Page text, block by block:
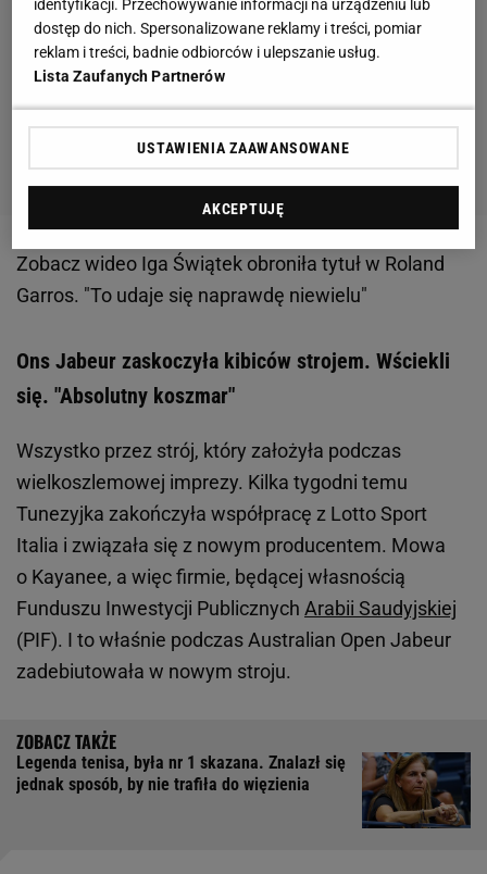
Zobacz wideo Iga Świątek obroniła tytuł w Roland
Garros. "To udaje się naprawdę niewielu"
Ons Jabeur zaskoczyła kibiców strojem. Wściekli
się. "Absolutny koszmar"
Wszystko przez strój, który założyła podczas
wielkoszlemowej imprezy. Kilka tygodni temu
Tunezyjka zakończyła współpracę z Lotto Sport
Italia i związała się z nowym producentem. Mowa
o Kayanee, a więc firmie, będącej własnością
Funduszu Inwestycji Publicznych Arabii Saudyjskiej
(PIF). I to właśnie podczas Australian Open Jabeur
zadebiutowała w nowym stroju.
Legenda tenisa, była nr 1 skazana. Znalazł się
jednak sposób, by nie trafiła do więzienia
identyfikacji. Przechowywanie informacji na urządzeniu lub
dostęp do nich. Spersonalizowane reklamy i treści, pomiar
reklam i treści, badnie odbiorców i ulepszanie usług.
Lista Zaufanych Partnerów
USTAWIENIA ZAAWANSOWANE
AKCEPTUJĘ